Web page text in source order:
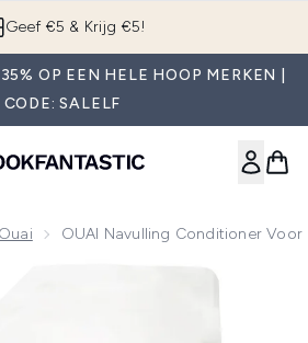
App downloaden
OP EEN HELE HOOP MERKEN |
CODE: SALELF
Ouai OUAI Navulling Conditioner Voor
Navulling Conditioner voor Fijn